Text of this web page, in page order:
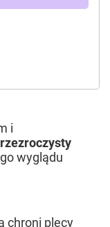
i
wyglądu
chroni plecy